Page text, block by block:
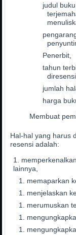
judul
Penerbit,
tahun
jumlah
harga
Membuat
Hal-hal yang harus
resensi adalah:
lainnya,
memaparkan
menjelaskan
merumuskan